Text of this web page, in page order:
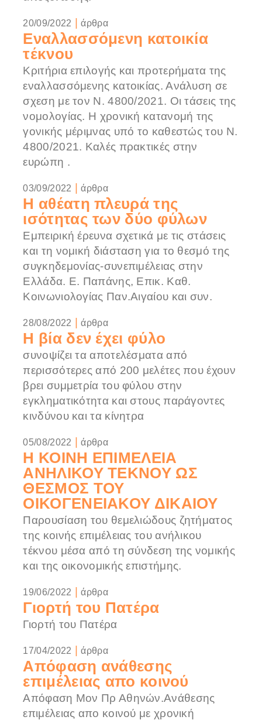
20/09/2022 | άρθρα
Εναλλασσόμενη κατοικία
τέκνου
Κριτήρια επιλογής και προτερήματα της
εναλλασσόμενης κατοικίας. Ανάλυση σε
σχεση με τον Ν. 4800/2021. Οι τάσεις της
νομολογίας. H χρονική κατανομή της
γονικής μέριμνας υπό το καθεστώς του Ν.
4800/2021. Καλές πρακτικές στην
ευρώπη .
03/09/2022 | άρθρα
Η αθέατη πλευρά της
ισότητας των δύο φύλων
Εμπειρική έρευνα σχετικά με τις στάσεις
και τη νομική διάσταση για το θεσμό της
συγκηδεμονίας-συνεπιμέλειας στην
Ελλάδα . Ε. Παπάνης, Επικ. Καθ.
Κοινωνιολογίας Παν.Αιγαίου και συν.
28/08/2022 | άρθρα
Η βία δεν έχει φύλο
συνοψίζει τα αποτελέσματα από
περισσότερες από 200 μελέτες που έχουν
βρει συμμετρία του φύλου στην
εγκληματικότητα και στους παράγοντες
κινδύνου και τα κίνητρα
05/08/2022 | άρθρα
Η ΚΟΙΝΗ ΕΠΙΜΕΛΕΙΑ
ΑΝΗΛΙΚΟΥ ΤΕΚΝΟΥ ΩΣ
ΘΕΣΜΟΣ ΤΟΥ
ΟΙΚΟΓΕΝΕΙΑΚΟΥ ΔΙΚΑΙΟΥ
Παρουσίαση του θεμελιώδους ζητήματος
της κοινής επιμέλειας του ανήλικου
τέκνου μέσα από τη σύνδεση της νομικής
και της οικονομικής επιστήμης.
19/06/2022 | άρθρα
Γιορτή του Πατέρα
Γιορτή του Πατέρα
17/04/2022 | άρθρα
Απόφαση ανάθεσης
επιμέλειας απο κοινού
Απόφαση Μον Πρ Αθηνών.Ανάθεσης
επιμέλειας απο κοινού με χρονική